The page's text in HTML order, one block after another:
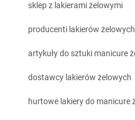
sklep z lakierami żelowymi
producenti lakierów żelowych
artykuły do sztuki manicure
dostawcy lakierów żelowych
hurtowe lakiery do manicure